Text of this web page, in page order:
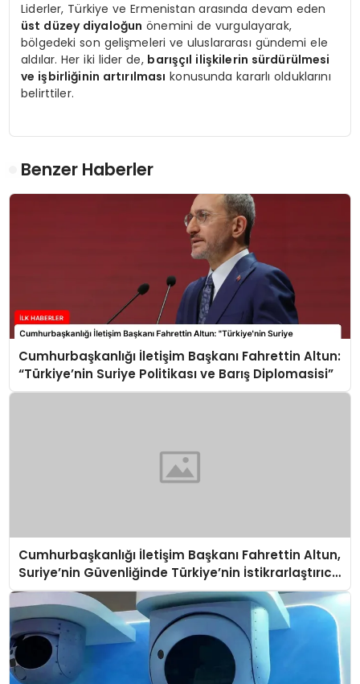
Liderler, Türkiye ve Ermenistan arasında devam eden
üst düzey diyaloğun önemini de vurgulayarak,
bölgedeki son gelişmeleri ve uluslararası gündemi ele
aldılar. Her iki lider de, barışçıl ilişkilerin sürdürülmesi
ve işbirliğinin artırılması konusunda kararlı olduklarını
belirttiler.
Benzer Haberler
Cumhurbaşkanlığı İletişim Başkanı Fahrettin Altun:
“Türkiye’nin Suriye Politikası ve Barış Diplomasisi”
Cumhurbaşkanlığı İletişim Başkanı Fahrettin Altun,
Suriye’nin Güvenliğinde Türkiye’nin İstikrarlaştırıcı
Gücü Paneli’nde Konuştu